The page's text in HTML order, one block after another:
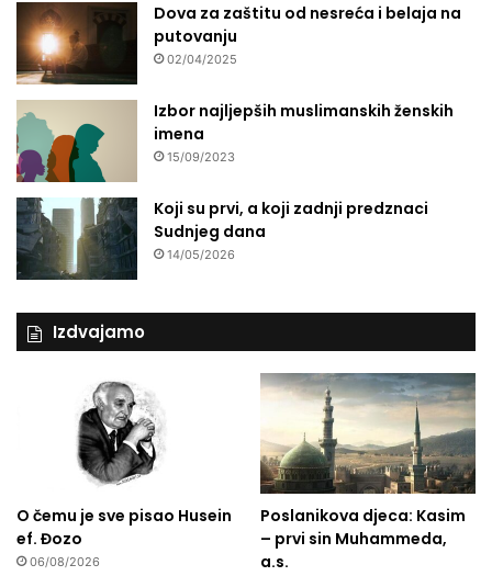
Dova za zaštitu od nesreća i belaja na
putovanju
02/04/2025
Izbor najljepših muslimanskih ženskih
imena
15/09/2023
Koji su prvi, a koji zadnji predznaci
Sudnjeg dana
14/05/2026
Izdvajamo
O čemu je sve pisao Husein
ef. Đozo
06/08/2026
Poslanikova djeca: Kasim
– prvi sin Muhammeda,
a.s.